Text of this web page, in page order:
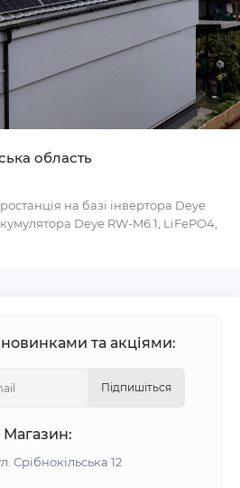
область
на базі інвертора Deye
Deye RW-M6.1, LiFePO4,
новинками та акціями:
Підпишіться
Магазин:
Срібнокільська 12